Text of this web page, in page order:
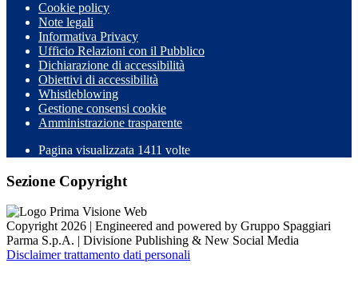
Cookie policy
Note legali
Informativa Privacy
Ufficio Relazioni con il Pubblico
Dichiarazione di accessibilità
Obiettivi di accessibilità
Whistleblowing
Gestione consensi cookie
Amministrazione trasparente
Pagina visualizzata 1411 volte
Sezione Copyright
Copyright 2026 | Engineered and powered by Gruppo Spaggiari
Parma S.p.A. | Divisione Publishing & New Social Media
Disclaimer trattamento dati personali